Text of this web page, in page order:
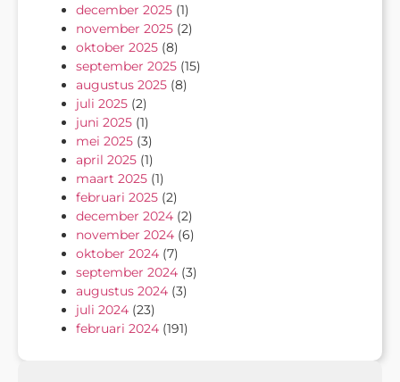
december 2025 (1)
november 2025 (2)
oktober 2025 (8)
september 2025 (15)
augustus 2025 (8)
juli 2025 (2)
juni 2025 (1)
mei 2025 (3)
april 2025 (1)
maart 2025 (1)
februari 2025 (2)
december 2024 (2)
november 2024 (6)
oktober 2024 (7)
september 2024 (3)
augustus 2024 (3)
juli 2024 (23)
februari 2024 (191)